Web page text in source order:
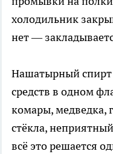
холодильник
нет —
Нашатырный спирт
средств в одном
комары, медведка,
стёкла,
всё это решается